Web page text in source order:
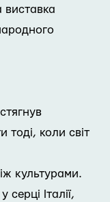
тоді, коли світ
культурами.
Італії,